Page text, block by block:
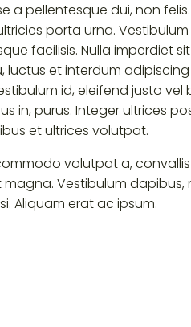
a pellentesque dui, non
porta urna.
facilisis. Nulla imperdiet
et interdum
id, eleifend justo
in, purus. Integer ultrices
et ultrices volutpat.
volutpat a,
Vestibulum
Aliquam erat ac ipsum.